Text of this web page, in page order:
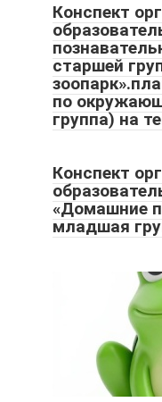
Конспект
старшей
по
группа) на
Конспект
«Домашние
младшая